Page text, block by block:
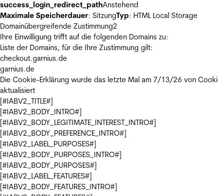
success_login_redirect_pathAnstehend
Maximale Speicherdauer: SitzungTyp: HTML Local Storage
Domainübergreifende Zustimmung2
Ihre Einwilligung trifft auf die folgenden Domains zu:
Liste der Domains, für die Ihre Zustimmung gilt:
checkout.garnius.de
garnius.de
Die Cookie-Erklärung wurde das letzte Mal am 7/13/26 von
aktualisiert
[#IABV2_TITLE#]
[#IABV2_BODY_INTRO#]
[#IABV2_BODY_LEGITIMATE_INTEREST_INTRO#]
[#IABV2_BODY_PREFERENCE_INTRO#]
[#IABV2_LABEL_PURPOSES#]
[#IABV2_BODY_PURPOSES_INTRO#]
[#IABV2_BODY_PURPOSES#]
[#IABV2_LABEL_FEATURES#]
[#IABV2_BODY_FEATURES_INTRO#]